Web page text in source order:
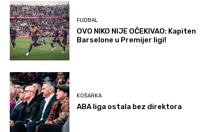
FUDBAL
OVO NIKO NIJE OČEKIVAO: Kapiten
Barselone u Premijer ligi!
KOŠARKA
ABA liga ostala bez direktora